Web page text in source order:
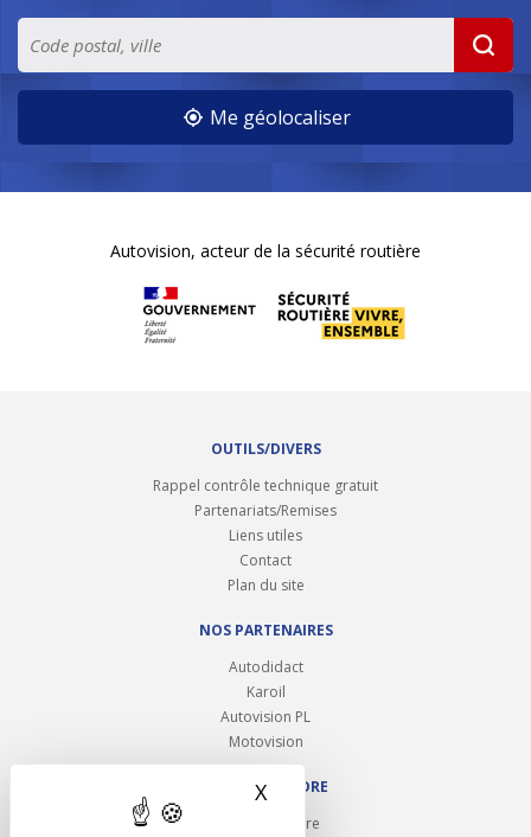
X Masquer le bandeau des
Me géolocaliser
Autovision, acteur de la sécurité routière
OUTILS/DIVERS
Rappel contrôle technique gratuit
Partenariats/Remises
Liens utiles
Contact
Plan du site
NOS PARTENAIRES
Autodidact
Karoil
Autovision PL
Motovision
NOUS REJOINDRE
Ouvrir un centre